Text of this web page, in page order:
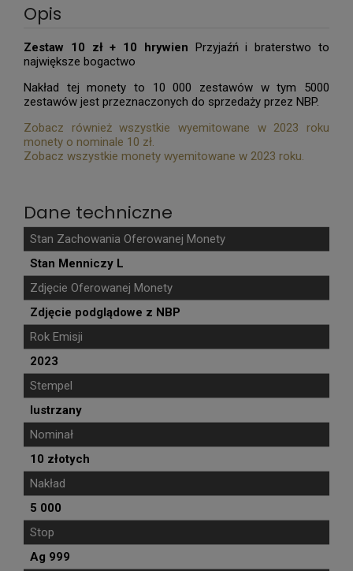
Opis
Zestaw 10 zł + 10 hrywien Przyjaźń i braterstwo to
największe bogactwo
Nakład tej monety to 10 000 zestawów w tym 5000
zestawów jest przeznaczonych do sprzedaży przez NBP.
Zobacz również wszystkie wyemitowane w 2023 roku
monety o nominale 10 zł.
Zobacz wszystkie monety wyemitowane w 2023 roku.
Dane techniczne
Stan Zachowania Oferowanej Monety
Stan Menniczy L
Zdjęcie Oferowanej Monety
Zdjęcie podglądowe z NBP
Rok Emisji
2023
Stempel
lustrzany
Nominał
10 złotych
Nakład
5 000
Stop
Ag 999